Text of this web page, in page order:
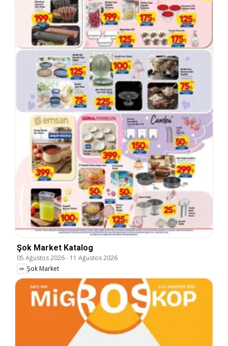
Şok Market Katalog
05 Ağustos 2026- 11 Ağustos 2026
Şok Market